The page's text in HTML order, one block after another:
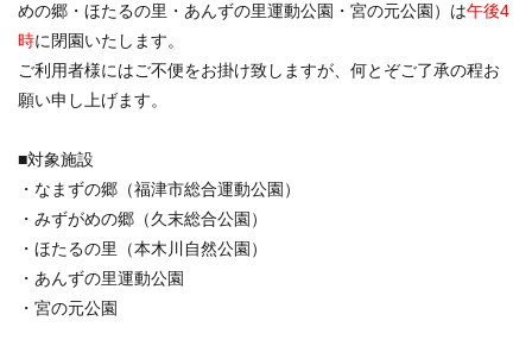
めの郷・ほたるの里・あんずの里運動公園・宮の元公園）は午後4
時に閉園いたします。
ご利用者様にはご不便をお掛け致しますが、何とぞご了承の程お
願い申し上げます。
■対象施設
・なまずの郷（福津市総合運動公園）
・みずがめの郷（久末総合公園）
・ほたるの里（本木川自然公園）
・あんずの里運動公園
・宮の元公園